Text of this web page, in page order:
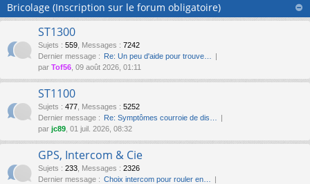
Bricolage (Inscription sur le forum obligatoire)
ST1300
Sujets : 559 Messages : 7242
Dernier message : Re: Un peu d'aide pour trouve…
par Tof56 , 09 août 2026, 01:11
ST1100
Sujets : 477 Messages : 5252
Dernier message : Re: Symptômes courroie de dis…
par jc89 , 01 juil. 2026, 08:32
GPS, Intercom & Cie
Sujets : 233 Messages : 2326
Dernier message : Choix intercom pour rouler en…